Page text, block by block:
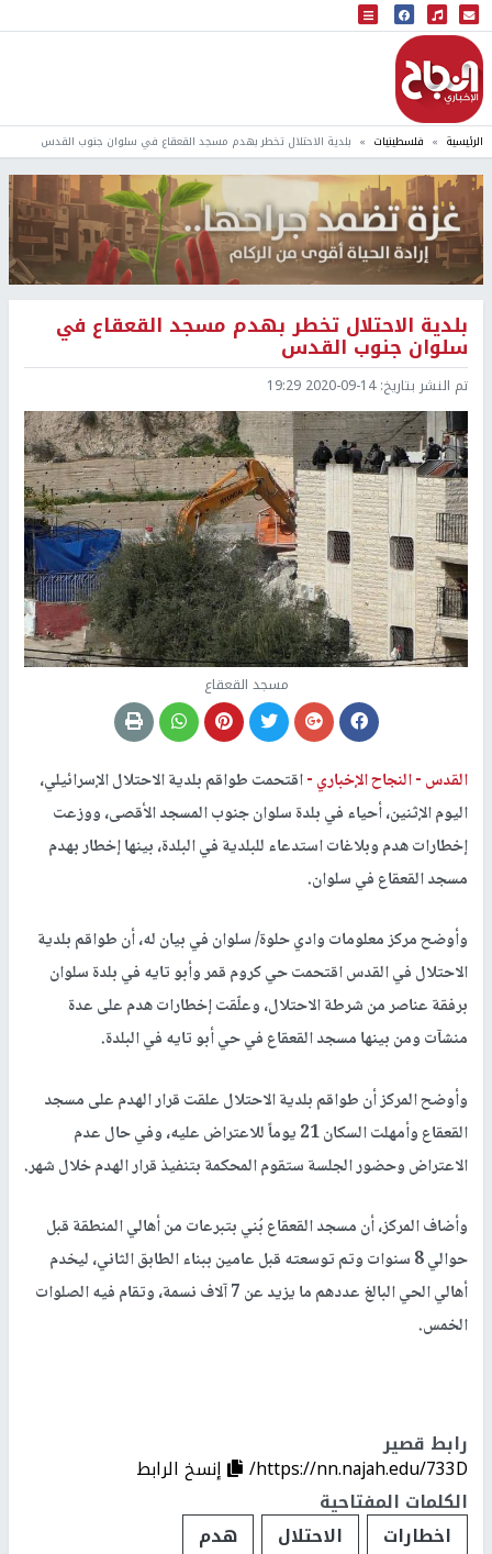
البث المباشر
إذاعة النجاح
الرئيسية فلسطينيات بلدية الاحتلال تخطر بهدم مسجد القعقاع في سلوان جنوب القدس
بلدية الاحتلال تخطر بهدم مسجد القعقاع في
سلوان جنوب القدس
تم النشر بتاريخ:2020-09-14 19:29
مسجد القعقاع
القدس -النجاح الإخباري -اقتحمت طواقم بلدية الاحتلال الإسرائيلي،
اليوم الإثنين، أحياء في بلدة سلوان جنوب المسجد الأقصى، ووزعت
إخطارات هدم وبلاغات استدعاء للبلدية في البلدة، بينها إخطار بهدم
مسجد القعقاع في سلوان.
وأوضح مركز معلومات وادي حلوة/ سلوان في بيان له، أن طواقم بلدية
الاحتلال في القدس اقتحمت حي كروم قمر وأبو تايه في بلدة سلوان
برفقة عناصر من شرطة الاحتلال، وعلّقت إخطارات هدم على عدة
منشآت ومن بينها مسجد القعقاع في حي أبو تايه في البلدة.
وأوضح المركز أن طواقم بلدية الاحتلال علقت قرار الهدم على مسجد
القعقاع وأمهلت السكان 21 يوماً للاعتراض عليه، وفي حال عدم
الاعتراض وحضور الجلسة ستقوم المحكمة بتنفيذ قرار الهدم خلال شهر.
وأضاف المركز، أن مسجد القعقاع بُني بتبرعات من أهالي المنطقة قبل
حوالي 8 سنوات وتم توسعته قبل عامين ببناء الطابق الثاني، ليخدم
أهالي الحي البالغ عددهم ما يزيد عن 7 آلاف نسمة، وتقام فيه الصلوات
الخمس.
رابط قصير
https://nn.najah.edu/733D/
إنسخ الرابط
الكلمات المفتاحية
اخطارات
الاحتلال هدم